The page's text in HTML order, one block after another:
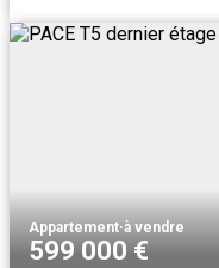
Appartement·à vendre
599 000 €